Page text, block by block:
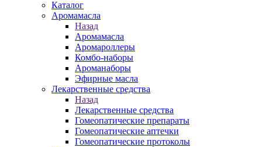
Каталог
Аромамасла
Назад
Аромамасла
Аромароллеры
Комбо-наборы
Ароманаборы
Эфирные масла
Лекарственные средства
Назад
Лекарственные средства
Гомеопатические препараты
Гомеопатические аптечки
Гомеопатические протоколы